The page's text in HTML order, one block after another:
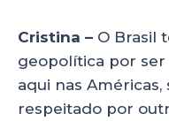
Cristina – O Brasil
geopolítica por
aqui nas
respeitado por